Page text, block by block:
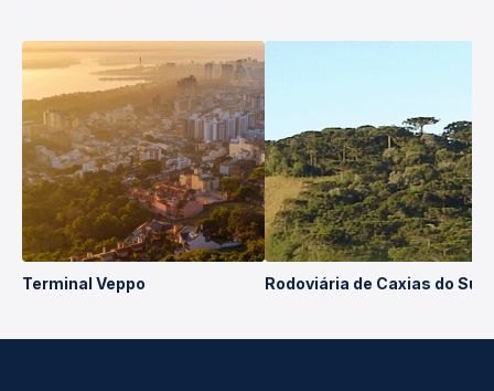
Terminal Veppo Rodoviária de Caxias do Sul